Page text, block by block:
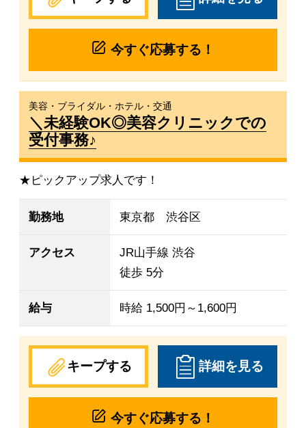
今すぐ応募する！
美容・ブライダル・ホテル・交通
＼未経験OK◎美容クリニックでの
受付事務♪
★ピックアップ求人です！
勤務地 東京都 渋谷区
アクセス
JR山手線 渋谷
徒歩 5分
給与 時給 1,500円～1,600円
キープする 詳細を見る
今すぐ応募する！